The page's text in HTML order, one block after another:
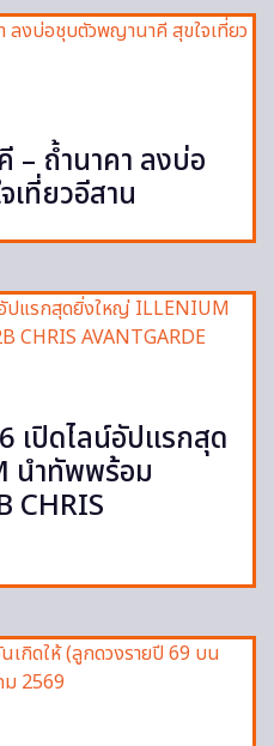
– ถ้ำนาคา ลงบ่อ
ที่ยวอีสาน
เปิดไลน์อัปแรกสุด
นำทัพพร้อม
CHRIS